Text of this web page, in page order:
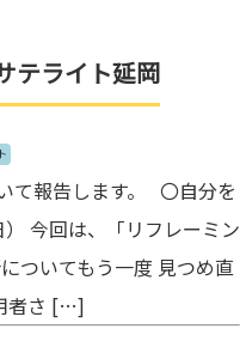
テライト延岡
て報告します。 〇自分を
今回は、「リフレーミン
ついてもう一度 見つめ直
者さ […]